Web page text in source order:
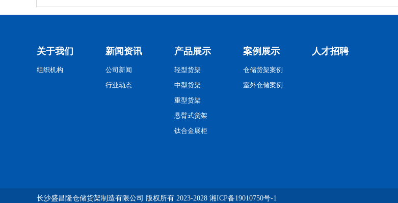
关于我们
组织机构
新闻资讯
公司新闻
行业动态
产品展示
轻型货架
中型货架
重型货架
悬臂式货架
钛合金展柜
案例展示
仓储货架案例
室外仓储案例
人才招聘
长沙盛昌隆仓储货架制造有限公司 版权所有 2023-2028 湘ICP备19010750号-1